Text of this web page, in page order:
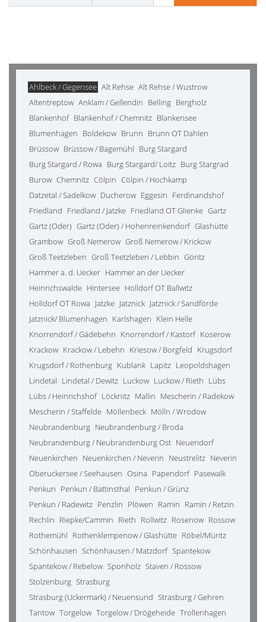
Ahlbeck / Gegensee Alt Rehse Alt Rehse / Wustrow
Altentreptow Anklam / Gellendin Belling Bergholz
Blankenhof Blankenhof / Chemnitz Blankensee
Blumenhagen Boldekow Brunn Brunn OT Dahlen
Brüssow Brüssow / Bagemühl Burg Stargard
Burg Stargard / Rowa Burg Stargard/ Loitz Burg Stargrad
Burow Chemnitz Cölpin Cölpin / Hochkamp
Datzetal / Sadelkow Ducherow Eggesin Ferdinandshof
Friedland Friedland / Jatzke Friedland OT Glienke Gartz
Gartz (Oder) Gartz (Oder) / Hohenreinkendorf Glashütte
Grambow Groß Nemerow Groß Nemerow / Krickow
Groß Teetzleben Groß Teetzleben / Lebbin Göritz
Hammer a. d. Uecker Hammer an der Uecker
Heinrichswalde Hintersee Holldorf OT Ballwitz
Holldorf OT Rowa Jatzke Jatznick Jatznick / Sandförde
Jatznick/ Blumenhagen Karlshagen Klein Helle
Knorrendorf / Gädebehn Knorrendorf / Kastorf Koserow
Krackow Krackow / Lebehn Kriesow / Borgfeld Krugsdorf
Krugsdorf / Rothenburg Kublank Lapitz Leopoldshagen
Lindetal Lindetal / Dewitz Luckow Luckow / Rieth Lübs
Lübs / Heinrichshof Löcknitz Mallin Mescherin / Radekow
Mescherin / Staffelde Möllenbeck Mölln / Wrodow
Neubrandenburg Neubrandenburg / Broda
Neubrandenburg / Neubrandenburg Ost Neuendorf
Neuenkirchen Neuenkirchen / Neverin Neustrelitz Neverin
Oberuckersee / Seehausen Osina Papendorf Pasewalk
Penkun Penkun / Battinsthal Penkun / Grünz
Penkun / Radewitz Penzlin Plöwen Ramin Ramin / Retzin
Rechlin Riepke/Cammin Rieth Rollwitz Rosenow Rossow
Rothemühl Rothenklempenow / Glashütte Röbel/Müritz
Schönhausen Schönhausen / Matzdorf Spantekow
Spantekow / Rebelow Sponholz Staven / Rossow
Stolzenburg Strasburg
Strasburg (Uckermark) / Neuensund Strasburg / Gehren
Tantow Torgelow Torgelow / Drögeheide Trollenhagen